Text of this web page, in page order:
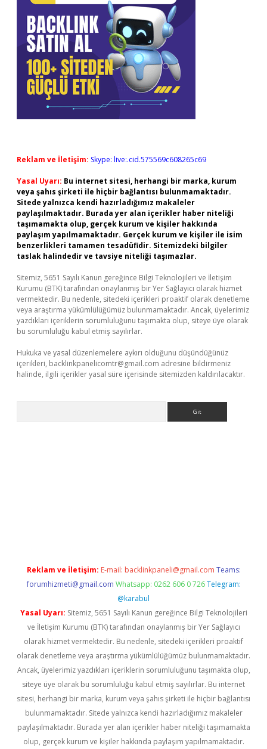
Reklam ve İletişim: Skype: live:.cid.575569c608265c69
Yasal Uyarı: Bu internet sitesi, herhangi bir marka, kurum
veya şahıs şirketi ile hiçbir bağlantısı bulunmamaktadır.
Sitede yalnızca kendi hazırladığımız makaleler
paylaşılmaktadır. Burada yer alan içerikler haber niteliği
taşımamakta olup, gerçek kurum ve kişiler hakkında
paylaşım yapılmamaktadır. Gerçek kurum ve kişiler ile isim
benzerlikleri tamamen tesadüfidir. Sitemizdeki bilgiler
taslak halindedir ve tavsiye niteliği taşımazlar.
Sitemiz, 5651 Sayılı Kanun gereğince Bilgi Teknolojileri ve İletişim
Kurumu (BTK) tarafından onaylanmış bir Yer Sağlayıcı olarak hizmet
vermektedir. Bu nedenle, sitedeki içerikleri proaktif olarak denetleme
veya araştırma yükümlülüğümüz bulunmamaktadır. Ancak, üyelerimiz
yazdıkları içeriklerin sorumluluğunu taşımakta olup, siteye üye olarak
bu sorumluluğu kabul etmiş sayılırlar.
Hukuka ve yasal düzenlemelere aykırı olduğunu düşündüğünüz
içerikleri, backlinkpanelicomtr@gmail.com adresine bildirmeniz
halinde, ilgili içerikler yasal süre içerisinde sitemizden kaldırılacaktır.
Reklam ve İletişim: E-mail: backlinkpaneli@gmail.com Teams:
forumhizmeti@gmail.com Whatsapp: 0262 606 0 726 Telegram:
@karabul
Yasal Uyarı: Sitemiz, 5651 Sayılı Kanun gereğince Bilgi Teknolojileri
ve İletişim Kurumu (BTK) tarafından onaylanmış bir Yer Sağlayıcı
olarak hizmet vermektedir. Bu nedenle, sitedeki içerikleri proaktif
olarak denetleme veya araştırma yükümlülüğümüz bulunmamaktadır.
Ancak, üyelerimiz yazdıkları içeriklerin sorumluluğunu taşımakta olup,
siteye üye olarak bu sorumluluğu kabul etmiş sayılırlar. Bu internet
sitesi, herhangi bir marka, kurum veya şahıs şirketi ile hiçbir bağlantısı
bulunmamaktadır. Sitede yalnızca kendi hazırladığımız makaleler
paylaşılmaktadır. Burada yer alan içerikler haber niteliği taşımamakta
olup, gerçek kurum ve kişiler hakkında paylaşım yapılmamaktadır.